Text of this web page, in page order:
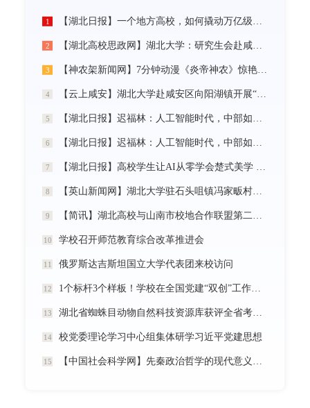
1 【湖北日报】一个地方高校，如何撬动万亿级未来产业
2 【湖北高校思政网】湖北大学：研究生会赴咸宁市开展“党建引领三无小区治理”社会实践活动
3 【神农架新闻网】7分钟动漫《炎帝神农》惊艳首发
4 【云上咸安】湖北大学赴咸安区向阳湖镇开展“党建引领农村社区治理”调研服务活动
5 【湖北日报】迟福林：人工智能时代，中部如何走在前？
6 【湖北日报】迟福林：人工智能时代，中部如何走在前？
7 【湖北日报】高校学生让AI从零学会楚式美学 7分钟动漫《炎帝神农》惊艳首发
8 【英山新闻网】湖北大学驻石头咀镇冯家畈村工作队：全力守护人民群众生命财产安全
9 【简讯】湖北高校与山南市校地合作联盟第二次全体会议在我校召开
10 学校召开师范教育综合改革推进会
11 俄罗斯达吉斯坦国立大学代表团来校访问
12 1个标杆3个样板！学校在全国党建“双创”工作中再创佳绩
13 湖北省蜘蛛目动物自然科技资源库获评全省考核优秀
14 校党委理论学习中心组集体研学习近平党建思想
15 【中国社会科学网】先秦政治哲学的现代意义暨《中国政治哲学通史·春秋战国卷（儒墨家）》学术研讨会举行